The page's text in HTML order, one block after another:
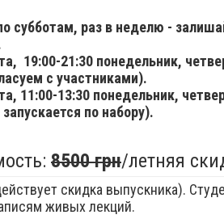
субботам, раз в неделю -
19:00-21:30 понедельник,
с участниками).
11:00-13:30 понедельник,
запускается по набору).
8500 грн/летняя
скидка выпускника).
живых лекций.